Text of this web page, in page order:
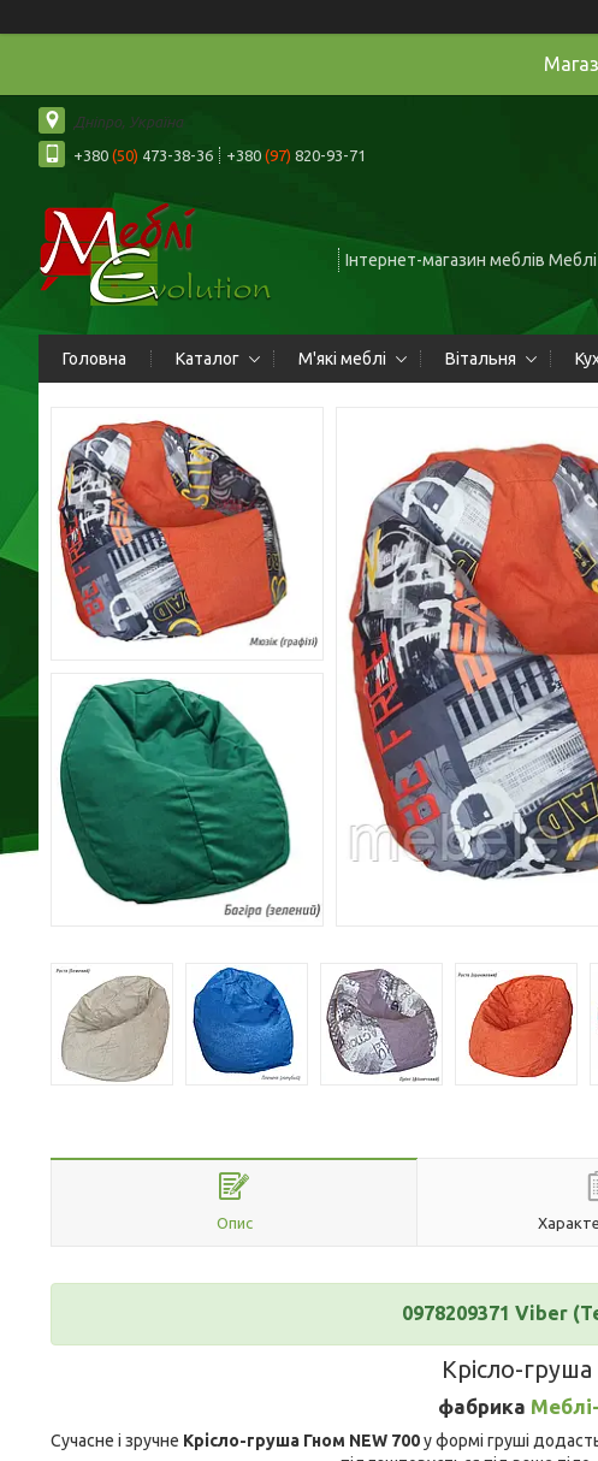
Дніпро, Україна
+380 (50) 473-38-36 +380 (97) 820-93-71
Інтернет-магазин меблів
Головна Каталог М'які меблі Вітальня
Опис
0978209371 Viber
Крісло-
фабрика
Сучасне і зручне Крісло-груша Гном NEW 700у формі груші